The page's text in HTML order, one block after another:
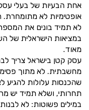
אחת הבעיות של בעלי
אופטימיות לא מתומחרת.
לא תמיד בונים את
במציאות הישראלית של
מאוד.
עסק קטן בישראל צריך
מחשבתית. לא מתוך
שהכנסות עלולות להגיע
תחרותי, ושלא תמיד יש
במילים פשוטות: לא